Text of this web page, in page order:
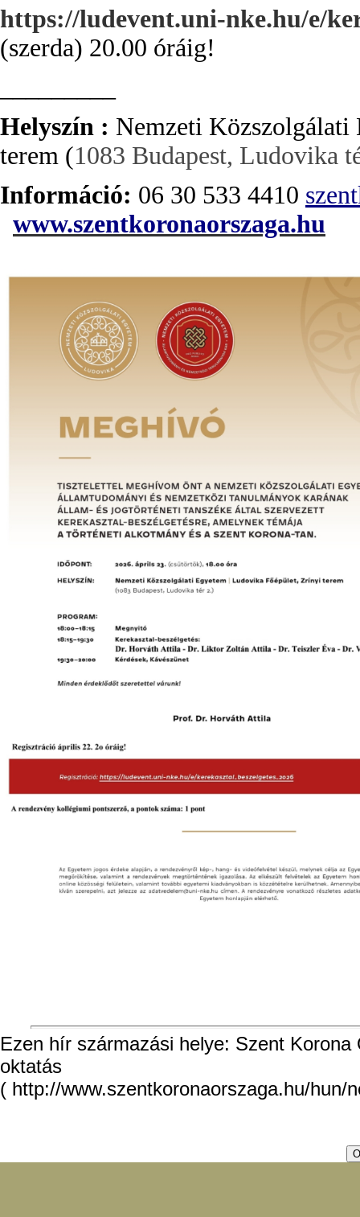
https://ludevent.uni-nke.hu/e/
(szerda) 20.00 óráig!
Helyszín : Nemzeti
terem (1083 Budapest, Ludovika
Információ: 06 30 533 4410
www.szentkoronaorszaga.hu
Ezen hír származási helye: Szent
oktatás
( http://www.szentkoronaorszaga.hu/hun/